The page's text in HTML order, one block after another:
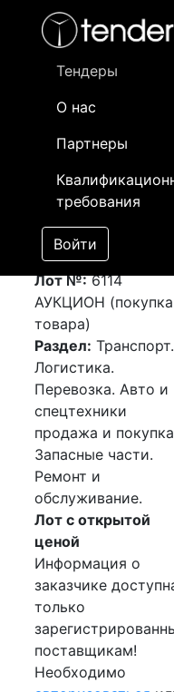
Тендеры
О нас
Партнеры
требования
Войти
- активный лот
- сохраненный лот (не
Закупка: Перевозка
г.Петропавловск
(РК) - г.Уральск
[Завершен]
Победитель выбран
Лот №:6114
АУКЦИОН (покупка
товара)
Раздел: Транспорт.
Логистика.
Перевозка. Авто и
спецтехники
продажа и
Запасные части.
Ремонт и
обслуживание.
Лот с открытой
ценой
Информация о
заказчике
только
поставщикам!
Необходимо